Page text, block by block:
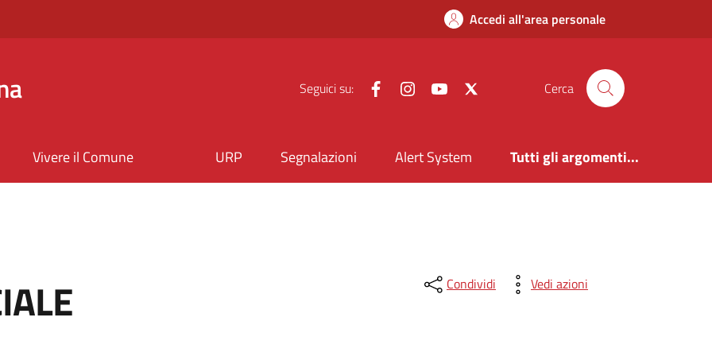
Accedi all'area personale
Seguici su: FacebookInstagramYouTube Cerca
Vivere il Comune URP Segnalazioni Alert System Tutti gli argomenti...
Condividi Vedi azioni